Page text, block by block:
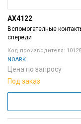
AX4122
Вспомогателные
спереди
Код производителя:
NOARK
Цена по запросу
Под заказ